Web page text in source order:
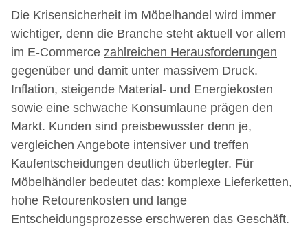
Die Krisensicherheit im Möbelhandel wird immer
wichtiger, denn die Branche steht aktuell vor allem
im E-Commerce zahlreichen Herausforderungen
gegenüber und damit unter massivem Druck.
Inflation, steigende Material- und Energiekosten
sowie eine schwache Konsumlaune prägen den
Markt. Kunden sind preisbewusster denn je,
vergleichen Angebote intensiver und treffen
Kaufentscheidungen deutlich überlegter. Für
Möbelhändler bedeutet das: komplexe Lieferketten,
hohe Retourenkosten und lange
Entscheidungsprozesse erschweren das Geschäft.